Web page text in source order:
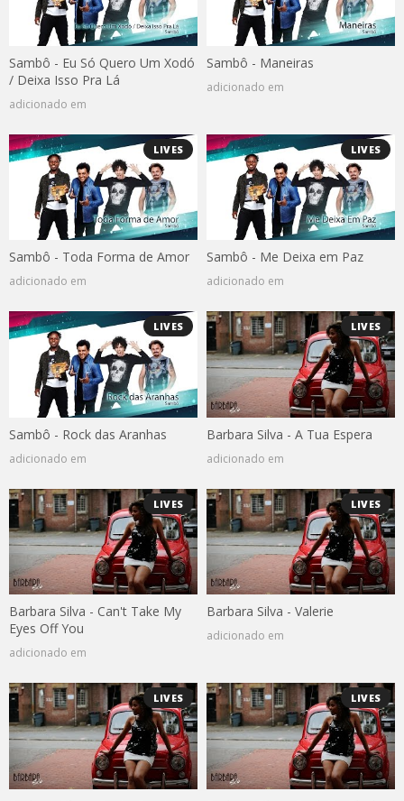
Sambô - Eu Só Quero Um Xodó
/ Deixa Isso Pra Lá
adicionado em
Sambô - Maneiras
adicionado em
LIVES
Sambô - Toda Forma de Amor
adicionado em
LIVES
Sambô - Me Deixa em Paz
adicionado em
LIVES
Sambô - Rock das Aranhas
adicionado em
LIVES
Barbara Silva - A Tua Espera
adicionado em
LIVES
Barbara Silva - Can't Take My
Eyes Off You
adicionado em
LIVES
Barbara Silva - Valerie
adicionado em
LIVES LIVES